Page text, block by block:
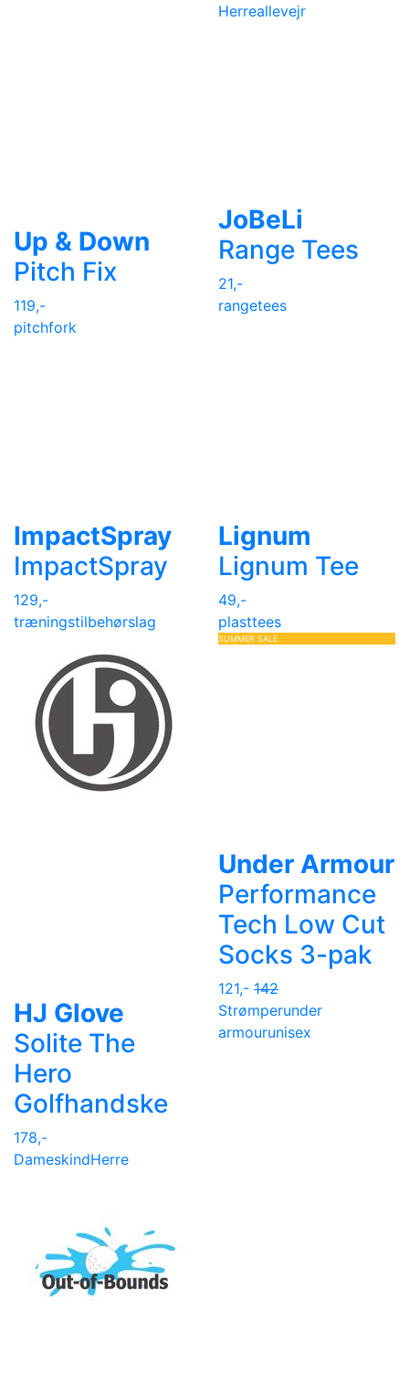
Herreallevejr
Up & Down
Pitch Fix
119,-
pitchfork
JoBeLi
Range Tees
21,-
rangetees
ImpactSpray
ImpactSpray
129,-
træningstilbehørslag
Lignum
Lignum Tee
49,-
plasttees
HJ Glove
Solite The
Hero
Golfhandske
178,-
DameskindHerre
SUMMER SALE
Under Armour
Performance
Tech Low Cut
Socks 3-pak
121,- 142
Strømperunder
armourunisex